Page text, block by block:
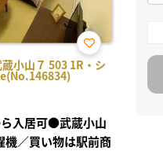
小山７ 503 1R・シ
お気
に入
入居可●武蔵小山
／買い物は駅前商